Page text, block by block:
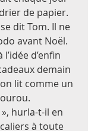
de papier.
dit Tom. Il ne
avant Noël.
d’enfin
demain
lit comme un
», hurla-t-il en
à toute